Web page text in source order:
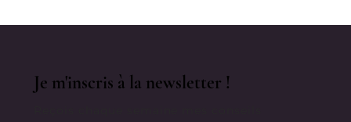
Je m'inscris à la newsletter !